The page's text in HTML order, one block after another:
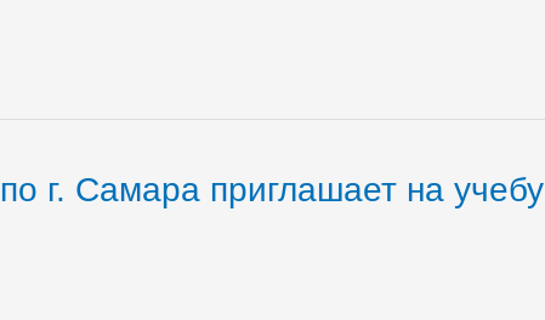
г. Самара приглашает на учебу